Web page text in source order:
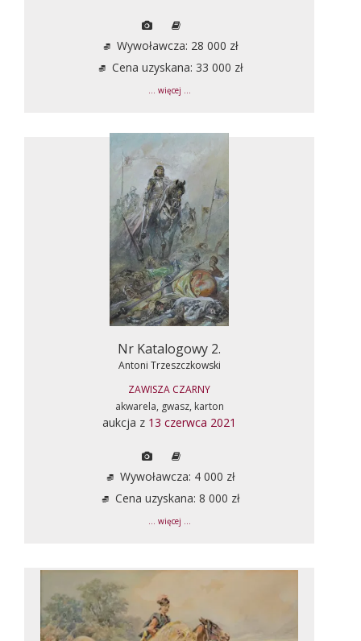
Wywoławcza: 28 000 zł
Cena uzyskana: 33 000 zł
... więcej ...
Nr Katalogowy 2.
Antoni Trzeszczkowski
ZAWISZA CZARNY
akwarela, gwasz, karton
aukcja z 13 czerwca 2021
Wywoławcza: 4 000 zł
Cena uzyskana: 8 000 zł
... więcej ...